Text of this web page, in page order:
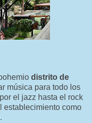
distrito de
música para todo los
el jazz hasta el rock
establecimiento como